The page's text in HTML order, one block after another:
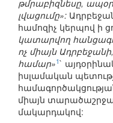
թմրաբիզնեսը,
լվացումը»:
համոզիչ կերպով ի
կատարվող
ոչ միայն
համար»1`
իսլամական
միայն
մակարդակով: